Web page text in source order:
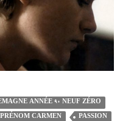
ANNÉE 90 NEUF ZÉRO
PASSION
PRÉNOM CARMEN